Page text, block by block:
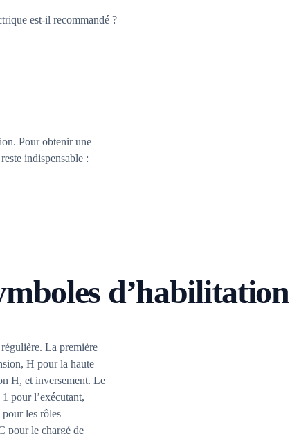
est-il recommandé ?
Pour obtenir une
indispensable :
d’habilitation
La première
H pour la haute
H, et inversement. Le
pour l’exécutant,
les rôles
pour le chargé de